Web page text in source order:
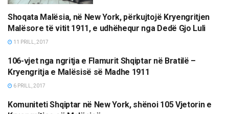
MËRGATA
Shoqata Malësia, në New York, përkujtojë Kryengritjen
Malësore të vitit 1911, e udhëhequr nga Dedë Gjo Luli
11 PRILL, 2017
TË NDRYSHME
106-vjet nga ngritja e Flamurit Shqiptar në Bratilë –
Kryengritja e Malësisë së Madhe 1911
6 PRILL, 2017
MËRGATA
Komuniteti Shqiptar në New York, shënoi 105 Vjetorin e